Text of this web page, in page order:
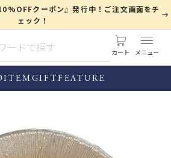
クーポン』発行中！ご注文画面をチ
ェック！
カート
ITEM GIFTFEATURE